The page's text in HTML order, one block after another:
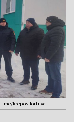
krepostfortuvd